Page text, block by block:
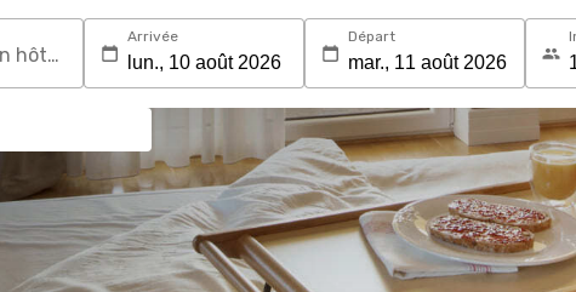
Recherchez une destination ou un hôtel
Arrivée Départ